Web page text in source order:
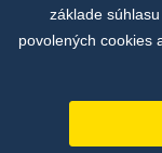
základe
povolených cookies